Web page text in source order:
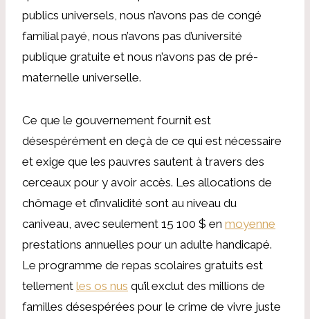
publics universels, nous n’avons pas de congé
familial payé, nous n’avons pas d’université
publique gratuite et nous n’avons pas de pré-
maternelle universelle.
Ce que le gouvernement fournit est
désespérément en deçà de ce qui est nécessaire
et exige que les pauvres sautent à travers des
cerceaux pour y avoir accès. Les allocations de
chômage et d’invalidité sont au niveau du
caniveau, avec seulement 15 100 $ en moyenne
prestations annuelles pour un adulte handicapé.
Le programme de repas scolaires gratuits est
tellement les os nus qu’il exclut des millions de
familles désespérées pour le crime de vivre juste